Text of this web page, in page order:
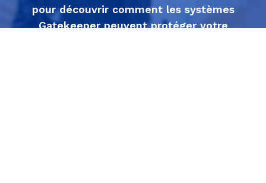
pour découvrir comment les systèmes
Gatekeeper peuvent protéger votre